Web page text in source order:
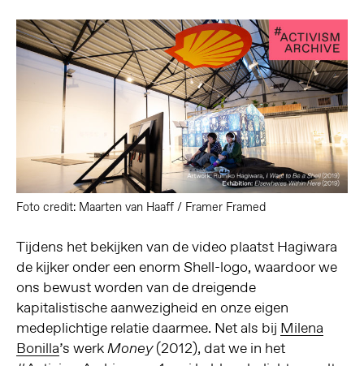
Foto credit: Maarten van Haaff / Framer Framed
Tijdens het bekijken van de video plaatst Hagiwara
de kijker onder een enorm Shell-logo, waardoor we
ons bewust worden van de dreigende
kapitalistische aanwezigheid en onze eigen
medeplichtige relatie daarmee. Net als bij Milena
Bonilla’s werkMoney(2012), dat we in het